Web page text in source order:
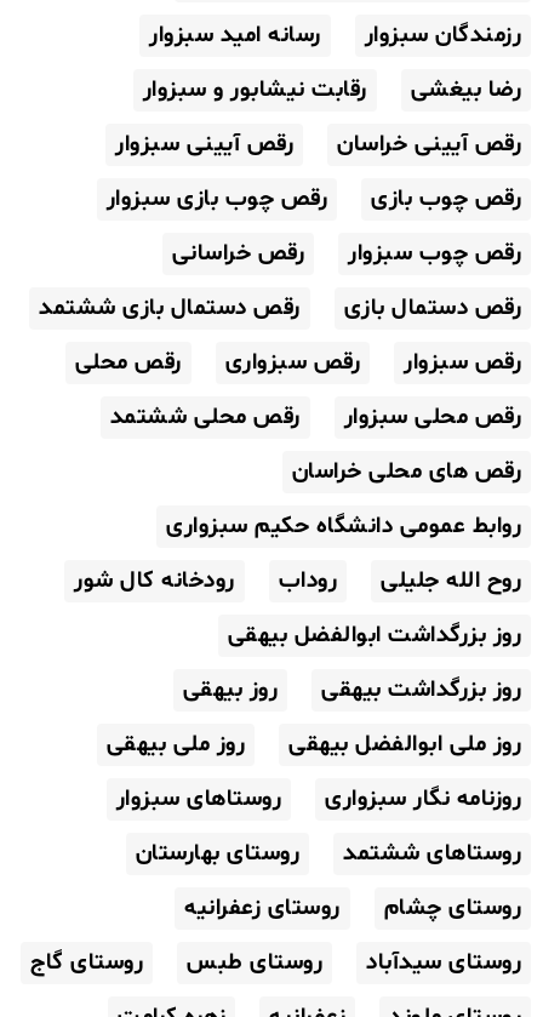
رزمندگان سبزوار
رسانه امید سبزوار
رضا بیغشی
رقابت نیشابور و سبزوار
رقص آیینی خراسان
رقص آیینی سبزوار
رقص چوب بازی
رقص چوب بازی سبزوار
رقص چوب سبزوار
رقص خراسانی
رقص دستمال بازی
رقص دستمال بازی ششتمد
رقص سبزوار
رقص سبزواری
رقص محلی
رقص محلی سبزوار
رقص محلی ششتمد
رقص های محلی خراسان
روابط عمومی دانشگاه حکیم سبزواری
روح الله جلیلی
روداب
رودخانه کال شور
روز بزرگداشت ابوالفضل بیهقی
روز بزرگداشت بیهقی
روز بیهقی
روز ملی ابوالفضل بیهقی
روز ملی بیهقی
روزنامه نگار سبزواری
روستاهای سبزوار
روستاهای ششتمد
روستای بهارستان
روستای چشام
روستای زعفرانیه
روستای سیدآباد
روستای طبس
روستای گاج